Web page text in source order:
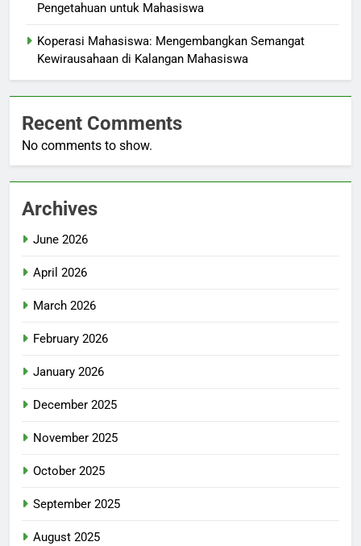
Pengetahuan untuk Mahasiswa
Koperasi Mahasiswa: Mengembangkan Semangat
Kewirausahaan di Kalangan Mahasiswa
Recent Comments
No comments to show.
Archives
June 2026
April 2026
March 2026
February 2026
January 2026
December 2025
November 2025
October 2025
September 2025
August 2025